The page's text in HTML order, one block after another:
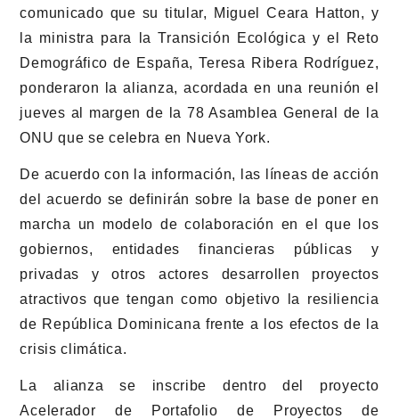
comunicado que su titular, Miguel Ceara Hatton, y
la ministra para la Transición Ecológica y el Reto
Demográfico de España, Teresa Ribera Rodríguez,
ponderaron la alianza, acordada en una reunión el
jueves al margen de la 78 Asamblea General de la
ONU que se celebra en Nueva York.
De acuerdo con la información, las líneas de acción
del acuerdo se definirán sobre la base de poner en
marcha un modelo de colaboración en el que los
gobiernos, entidades financieras públicas y
privadas y otros actores desarrollen proyectos
atractivos que tengan como objetivo la resiliencia
de República Dominicana frente a los efectos de la
crisis climática.
La alianza se inscribe dentro del proyecto
Acelerador de Portafolio de Proyectos de